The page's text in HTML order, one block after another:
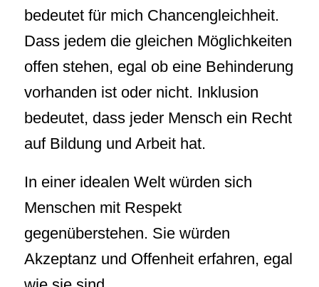
bedeutet für mich Chancengleichheit.
Dass jedem die gleichen Möglichkeiten
offen stehen, egal ob eine Behinderung
vorhanden ist oder nicht. Inklusion
bedeutet, dass jeder Mensch ein Recht
auf Bildung und Arbeit hat.
In einer idealen Welt würden sich
Menschen mit Respekt
gegenüberstehen. Sie würden
Akzeptanz und Offenheit erfahren, egal